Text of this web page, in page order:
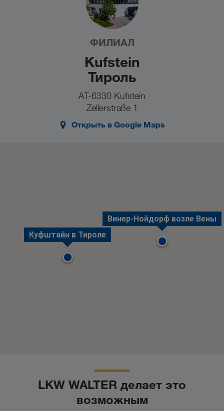
ФИЛИАЛ
Kufstein
Тироль
AT-6330 Kufstein
Zellerstraße 1
Открыть в Google Maps
Винер-Нойдорф возле Вены
Куфштайн в Тироле
LKW WALTER делает это
возможным